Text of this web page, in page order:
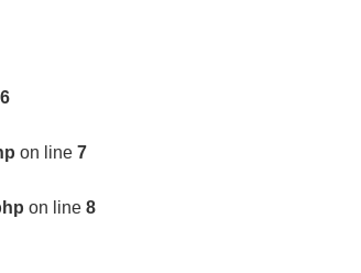
6
on line 7
on line 8